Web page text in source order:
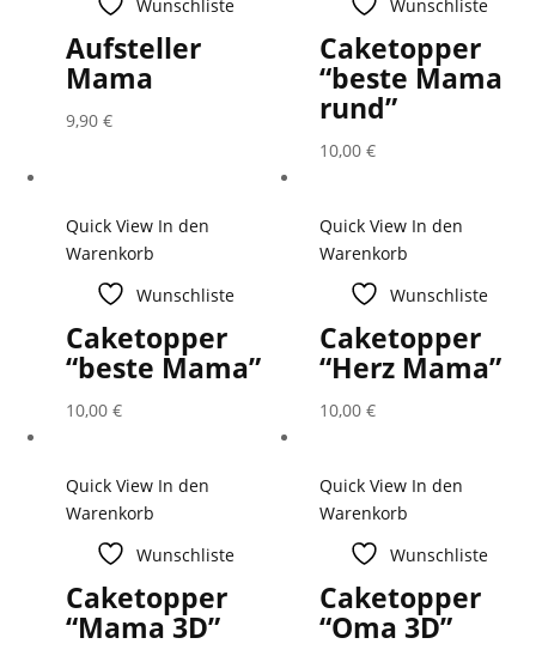
Wunschliste
Aufsteller
Mama
9,90 €
Wunschliste
Caketopper
“beste Mama
rund”
10,00€
Quick View In den
Warenkorb
Wunschliste
Caketopper
“beste Mama”
10,00 €
Quick View In den
Warenkorb
Wunschliste
Caketopper
“Herz Mama”
10,00€
Quick View In den
Warenkorb
Wunschliste
Caketopper
“Mama 3D”
Quick View In den
Warenkorb
Wunschliste
Caketopper
“Oma 3D”